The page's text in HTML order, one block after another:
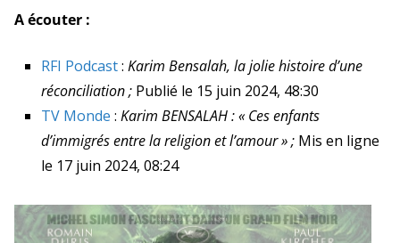
A écouter :
RFI Podcast: Karim Bensalah, la jolie histoire d’une
réconciliation ; Publié le 15 juin 2024, 48:30
TV Monde : Karim BENSALAH : « Ces enfants
d’immigrés entre la religion et l’amour » ; Mis en ligne
le 17 juin 2024, 08:24